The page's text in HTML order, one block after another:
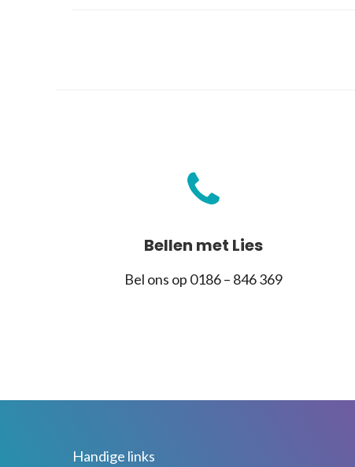
Bellen met Lies
Bel ons op 0186 – 846 369
Handige links